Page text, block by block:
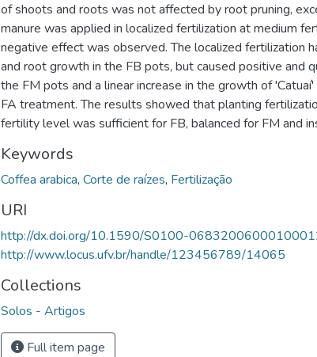
of shoots and roots was not affected by root pruning,
manure was applied in localized fertilization at medium
negative effect was observed. The localized fertilization
and root growth in the FB pots, but caused positive and
the FM pots and a linear increase in the growth of
FA treatment. The results showed that planting
fertility level was sufficient for FB, balanced for FM and
Keywords
Coffea arabica, Corte de raízes, Fertilização
URI
http://dx.doi.org/10.1590/S0100-
http://www.locus.ufv.br/handle/123456789/14065
Collections
Solos - Artigos
Full item page